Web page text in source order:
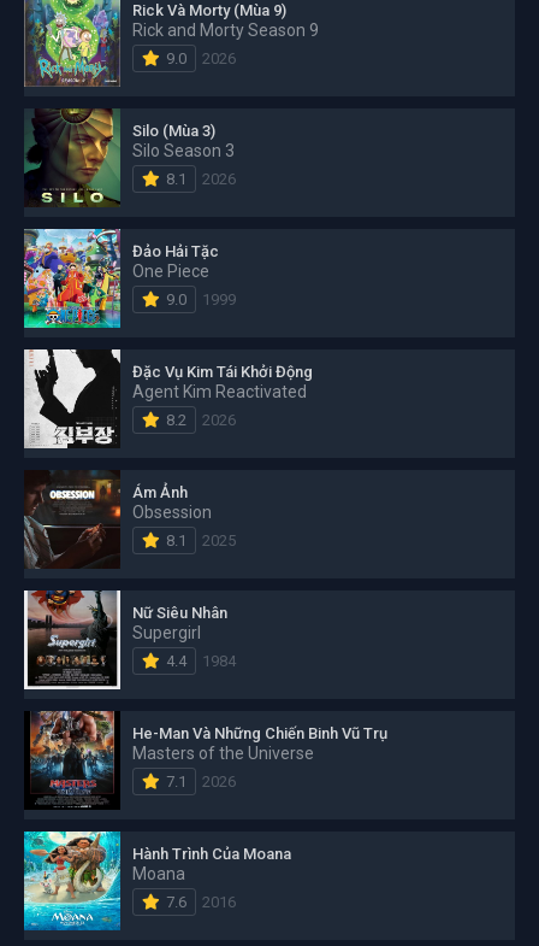
Rick Và Morty (Mùa 9)
Rick and Morty Season 9
9.0 2026
Silo (Mùa 3)
Silo Season 3
8.1 2026
Đảo Hải Tặc
One Piece
9.0 1999
Đặc Vụ Kim Tái Khởi Động
Agent Kim Reactivated
8.2 2026
Ám Ảnh
Obsession
8.1 2025
Nữ Siêu Nhân
Supergirl
4.4 1984
He-Man Và Những Chiến Binh Vũ Trụ
Masters of the Universe
7.1 2026
Hành Trình Của Moana
Moana
7.6 2016